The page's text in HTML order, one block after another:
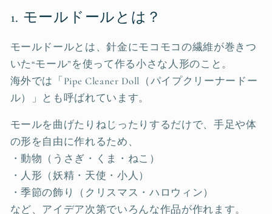
1. モールドールとは？
モールドールとは、針金にモコモコの繊維が巻きつ
いた“モール”を使って作る小さな人形のこと。
海外では「Pipe Cleaner Doll（パイプクリーナードー
ル）」とも呼ばれています。
モールを曲げたりねじったりするだけで、手足や体
の形を自由に作れるため、
・動物（うさぎ・くま・ねこ）
・人形（妖精・天使・小人）
・季節の飾り（クリスマス・ハロウィン）
など、アイデア次第でいろんな作品が作れます。